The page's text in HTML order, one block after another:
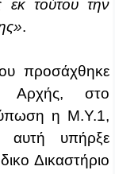
εκ τούτου την
.
προσάχθηκε
Αρχής, στο
η Μ.Υ.1,
αυτή υπήρξε
Δικαστήριο